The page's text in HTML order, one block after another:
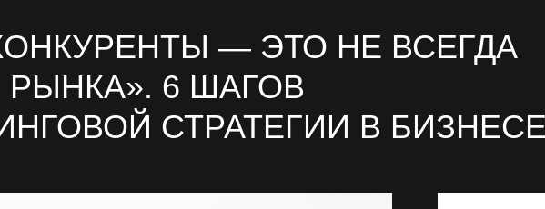
— ЭТО НЕ ВСЕГДА
6 ШАГОВ
СТРАТЕГИИ В БИЗНЕСЕ